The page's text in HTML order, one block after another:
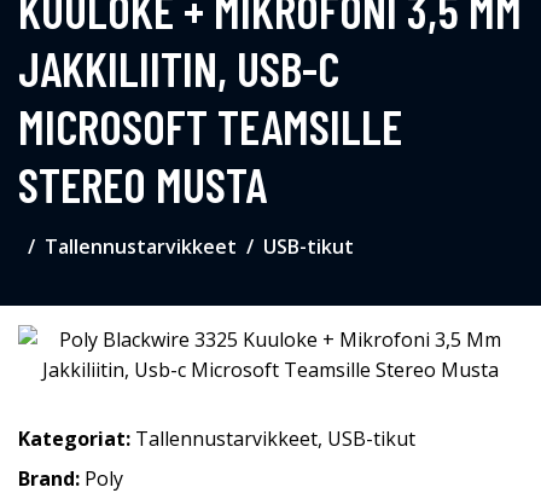
JAKKILIITIN, USB-C
MICROSOFT TEAMSILLE
STEREO MUSTA
Tallennustarvikkeet USB-tikut
Kategoriat: Tallennustarvikkeet, USB-tikut
Brand: Poly